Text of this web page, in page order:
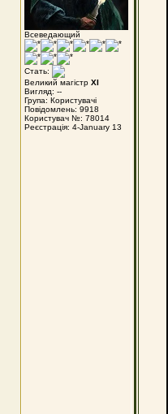
Всеведающий
Стать:
Великий магістр XI
Вигляд: --
Група: Користувачі
Повідомлень: 9918
Користувач №: 78014
Реєстрація: 4-January 13